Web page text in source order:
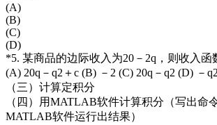
(A)
(B)
(C)
(D)
*5. 某商品的边际收入为20－2q，则收入函
(A) 20q－q2＋c (B) －2 (C) 20q－q2 (D) －q2
（三）计算定积分
（四）用MATLAB软件计算积分（写出命
MATLAB软件运行出结果）